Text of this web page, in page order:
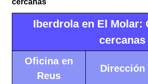
cercanas
Iberdrola en El Molar:
cercanas
Oficina en
Reus
Dirección